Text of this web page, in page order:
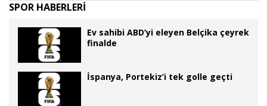
SPOR HABERLERİ
Ev sahibi ABD’yi eleyen Belçika çeyrek
finalde
İspanya, Portekiz’i tek golle geçti